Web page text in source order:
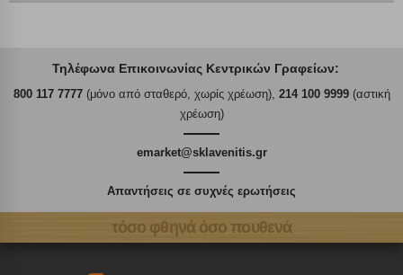
Τηλέφωνα Επικοινωνίας Κεντρικών Γραφείων:
800 117 7777(μόνο από σταθερό, χωρίς χρέωση), 214 100 9999(αστική
χρέωση)
emarket@sklavenitis.gr
Απαντήσεις σε συχνές ερωτήσεις
τόσο φθηνά όσο πουθενά